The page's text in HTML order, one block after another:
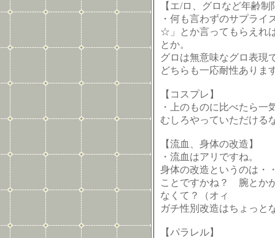
【エ/ロ、グロなど年齢
・何も言わずのサプライ
☆」とか言ってもらえれ
とか。
グロは無意味なグロ表現
どちらも一応耐性ありま
【コスプレ】
・上のものに比べたら一
むしろやっていただける
【流血、身体の改造】
・流血はアリですね。
身体の改造というのは
ことですかね？ 腕とか
なくて？（オィ
ガチ性別改造はちょっと
【パラレル】